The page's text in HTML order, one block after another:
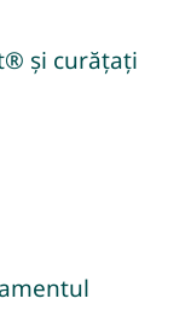
și curățați